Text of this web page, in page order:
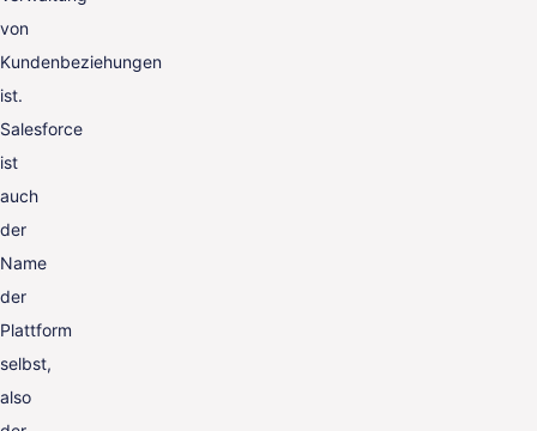
von
Kundenbeziehungen
ist.
Salesforce
ist
auch
der
Name
der
Plattform
selbst,
also